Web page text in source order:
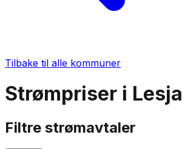
Tilbake til alle kommuner
Strømpriser i Lesja
Filtre strømavtaler